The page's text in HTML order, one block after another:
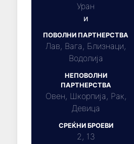
Уран
и
ПОВОЛНИ ПАРТНЕРСТВА
Лав, Вага, Близнаци,
Водолија
НЕПОВОЛНИ
ПАРТНЕРСТВА
Овен, Шкорпија, Рак,
Девица
СРЕЌНИ БРОЕВИ
2, 13